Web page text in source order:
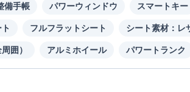
備手帳 パワーウィンドウ スマートキー
フルフラットシート シート素材：レ
囲） アルミホイール パワートランク